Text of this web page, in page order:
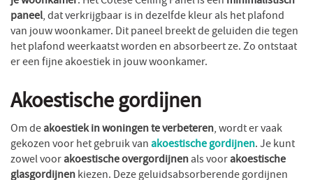
paneel, dat verkrijgbaar is in dezelfde kleur als het plafond
van jouw woonkamer. Dit paneel breekt de geluiden die tegen
het plafond weerkaatst worden en absorbeert ze. Zo ontstaat
er een fijne akoestiek in jouw woonkamer.
Akoestische gordijnen
Om deakoestiek in woningen te verbeteren, wordt er vaak
gekozen voor het gebruik vanakoestische gordijnen. Je kunt
zowel voorakoestische overgordijnenals voorakoestische
glasgordijnenkiezen. Deze geluidsabsorberende gordijnen